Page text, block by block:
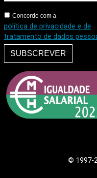
Concordo com a
política de privacidade e de
tratamento de dados
SUBSCREVER
© 1997-